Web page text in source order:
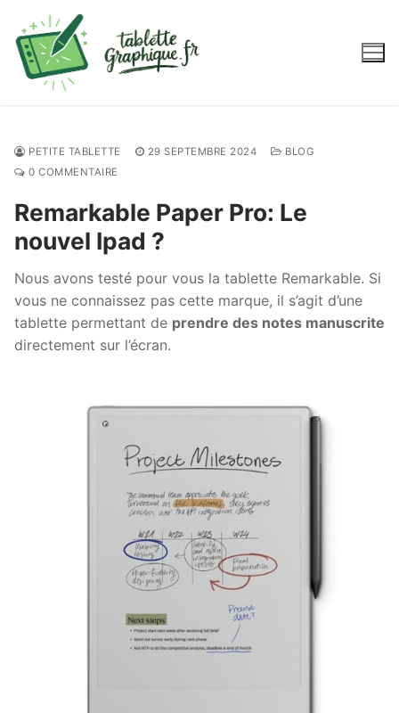
contenu
PETITE TABLETTE 29 SEPTEMBRE 2024
BLOG
0 COMMENTAIRE
Remarkable Paper Pro: Le
nouvel Ipad ?
Nous avons testé pour vous la tablette Remarkable. Si
vous ne connaissez pas cette marque, il s’agit d’une
tablette permettant de prendre des notes manuscrite
directement sur l’écran.